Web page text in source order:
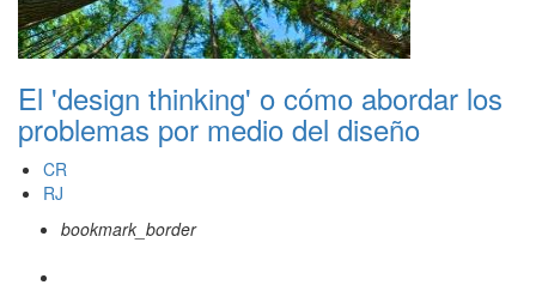
El 'design thinking' o cómo abordar los
problemas por medio del diseño
CR
RJ
bookmark_border